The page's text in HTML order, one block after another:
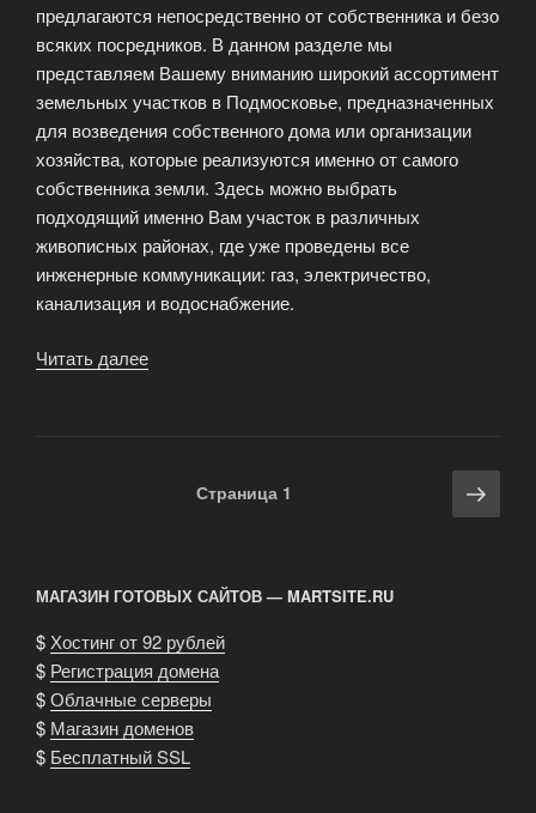
предлагаются непосредственно от собственника и безо
всяких посредников. В данном разделе мы
представляем Вашему вниманию широкий ассортимент
земельных участков в Подмосковье, предназначенных
для возведения собственного дома или организации
хозяйства, которые реализуются именно от самого
собственника земли. Здесь можно выбрать
подходящий именно Вам участок в различных
живописных районах, где уже проведены все
инженерные коммуникации: газ, электричество,
канализация и водоснабжение.
Читать далее
Страница 1
МАГАЗИН ГОТОВЫХ САЙТОВ — MARTSITE.RU
$ Хостинг от 92 рублей
$ Регистрация домена
$Облачные серверы
$ Магазин доменов
$ Бесплатный SSL